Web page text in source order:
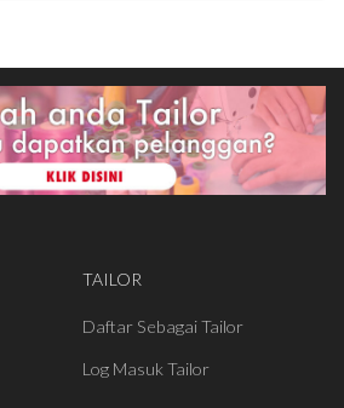
TAILOR
Daftar Sebagai Tailor
Log Masuk Tailor